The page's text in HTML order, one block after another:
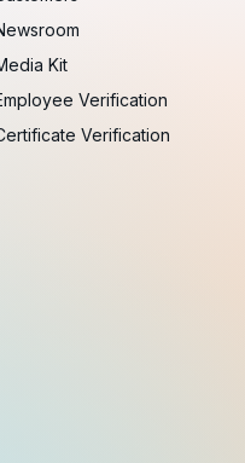
Kit
Verification
Verification